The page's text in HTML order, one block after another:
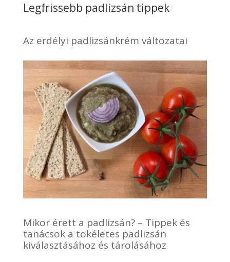
Legfrissebb padlizsán tippek
Az erdélyi padlizsánkrém változatai
Mikor érett a padlizsán? – Tippek és
tanácsok a tökéletes padlizsán
kiválasztásához és tárolásához